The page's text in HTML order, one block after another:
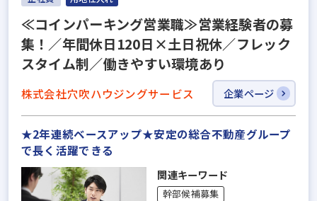
≪コインパーキング営業職≫営業経験者の募
集！／年間休日120日×土日祝休／フレック
スタイム制／働きやすい環境あり
株式会社穴吹ハウジングサービス 企業ページ
★2年連続ベースアップ★安定の総合不動産グループ
で長く活躍できる
関連キーワード
幹部候補募集